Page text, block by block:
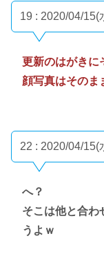
19 : 2020/04/15(
更新のはがきに
顔写真はそのま
22 : 2020/04/15(
へ？
そこは他と合わ
うよｗ